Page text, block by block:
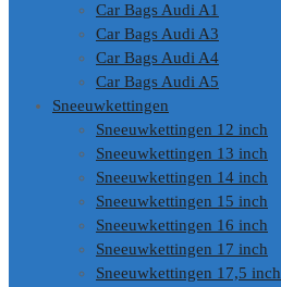
Car Bags Audi A1
Car Bags Audi A3
Car Bags Audi A4
Car Bags Audi A5
Sneeuwkettingen
Sneeuwkettingen 12 inch
Sneeuwkettingen 13 inch
Sneeuwkettingen 14 inch
Sneeuwkettingen 15 inch
Sneeuwkettingen 16 inch
Sneeuwkettingen 17 inch
Sneeuwkettingen 17,5 inch